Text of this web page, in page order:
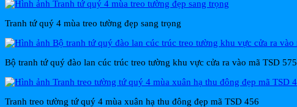
Tranh tứ quý 4 mùa treo tường đẹp sang trọng
Bộ tranh tứ quý đào lan cúc trúc treo tường khu vực cửa ra vào mã TSD 575
Tranh treo tường tứ quý 4 mùa xuân hạ thu đông đẹp mã TSD 456